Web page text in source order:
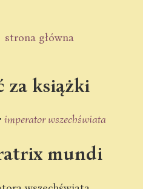
strona główna
za książki
imperator wszechświata
mundi